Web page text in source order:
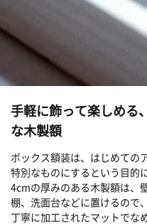
手軽に飾って楽しめる
な木製額
ボックス額装は、はじめての
特別なものにするという目的
4cmの厚みのある木製額は、
棚、洗面台などに置けるので
丁寧に加工されたマットでな